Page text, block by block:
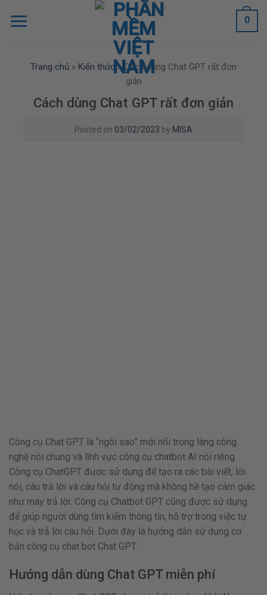
0
Trang chủ » Kiến thức » Cách dùng Chat GPT rất đơn
giản
Cách dùng Chat GPT rất đơn giản
Posted on 03/02/2023 by MISA
Công cụ Chat GPT là “ngôi sao” mới nổi trong làng công
nghệ nói chung và lĩnh vực công cụ chatbot AI nói riêng.
Công cụ ChatGPT được sử dụng để tạo ra các bài viết, lời
nói, câu trả lời và câu hỏi tự động mà không hề tạo cảm giác
như máy trả lời. Công cụ Chatbot GPT cũng được sử dụng
để giúp người dùng tìm kiếm thông tin, hỗ trợ trong việc tự
học và trả lời câu hỏi. Dưới đây là hướng dẫn sử dụng cơ
bản công cụ chat bot Chat GPT.
Hướng dẫn dùng Chat GPT miễn phí